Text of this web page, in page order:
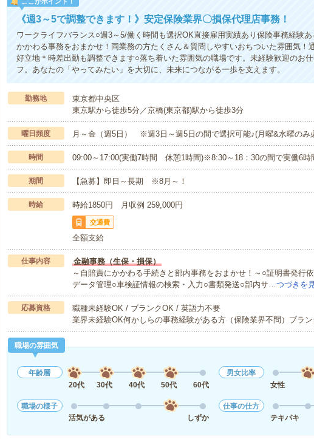
《週3～5で調整できます！》安定保険業界〇損保代理店事務！
ワークライフバランス○週3～5/働く時間も選択OK直接雇用実績あり保険事務経験
かかわる事務をおまかせ！同業務の方たくさん＆質問しやすいおちついた雰囲気！
好立地＊時差出勤も調整できます○落ち着いた雰囲気の職場です。未経験歓迎のお
フ。あなたの「やってみたい」を大切に、未来につながる一歩を支えます。
勤務地
東京都中央区
東京駅から徒歩5分／京橋(東京都)駅から徒歩3分
曜日頻度 月～金（週5日） ※週3日～週5日の間で選択可能♪(月曜&水曜のみ
時間 09:00～17:00(実働7時間 休憩1時間)※8:30～18：30の間で実働6時
期間 【急募】即日～長期 ※8月～！
時給 時給1850円 月収例 259,000円
交通費
全額支給
仕事内容
金融事務（生保・損保）
～自賠責にかかわる手続きと部内事務をおまかせ！～○証明書発行
データ管理○車検証情報の検索・入力○書類発送○部内サ…つづきを
応募資格
職種未経験OK / ブランクOK / 英語力不要
業界未経験OK何かしらの事務経験がある方（保険業界不問）ブラ
職場の雰囲気
年齢層
20代
30代 40代 50代 60代
男女比率
女性
職場の様子
活気がある
しずか
仕事の仕方
テキパキ